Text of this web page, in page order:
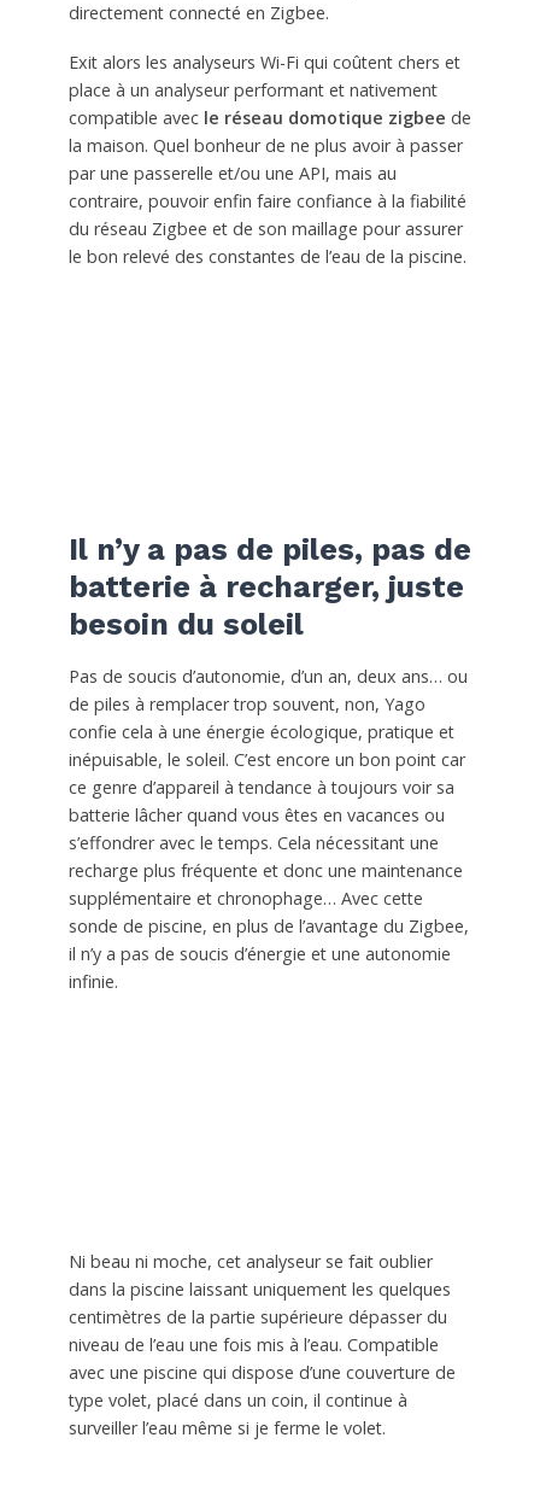
directement connecté en Zigbee.
Exit alors les analyseurs Wi-Fi qui coûtent chers et
place à un analyseur performant et nativement
compatible avec le réseau domotique zigbee de
la maison. Quel bonheur de ne plus avoir à passer
par une passerelle et/ou une API, mais au
contraire, pouvoir enfin faire confiance à la fiabilité
du réseau Zigbee et de son maillage pour assurer
le bon relevé des constantes de l’eau de la piscine.
Il n’y a pas de piles, pas de
batterie à recharger, juste
besoin du soleil
Pas de soucis d’autonomie, d’un an, deux ans… ou
de piles à remplacer trop souvent, non, Yago
confie cela à une énergie écologique, pratique et
inépuisable, le soleil. C’est encore un bon point car
ce genre d’appareil à tendance à toujours voir sa
batterie lâcher quand vous êtes en vacances ou
s’effondrer avec le temps. Cela nécessitant une
recharge plus fréquente et donc une maintenance
supplémentaire et chronophage… Avec cette
sonde de piscine, en plus de l’avantage du Zigbee,
il n’y a pas de soucis d’énergie et une autonomie
infinie.
Ni beau ni moche, cet analyseur se fait oublier
dans la piscine laissant uniquement les quelques
centimètres de la partie supérieure dépasser du
niveau de l’eau une fois mis à l’eau. Compatible
avec une piscine qui dispose d’une couverture de
type volet, placé dans un coin, il continue à
surveiller l’eau même si je ferme le volet.